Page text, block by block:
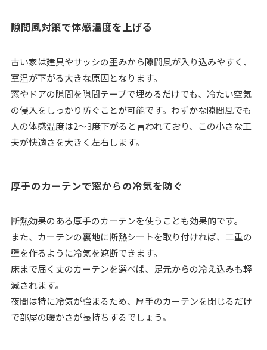
隙間風対策で体感温度を上げる
古い家は建具やサッシの歪みから隙間風が入り込みやすく、
室温が下がる大きな原因となります。
窓やドアの隙間を隙間テープで埋めるだけでも、冷たい空気
の侵入をしっかり防ぐことが可能です。わずかな隙間風でも
人の体感温度は2〜3度下がると言われており、この小さな工
夫が快適さを大きく左右します。
厚手のカーテンで窓からの冷気を防ぐ
断熱効果のある厚手のカーテンを使うことも効果的です。
また、カーテンの裏地に断熱シートを取り付ければ、二重の
壁を作るように冷気を遮断できます。
床まで届く丈のカーテンを選べば、足元からの冷え込みも軽
減されます。
夜間は特に冷気が強まるため、厚手のカーテンを閉じるだけ
で部屋の暖かさが長持ちするでしょう。